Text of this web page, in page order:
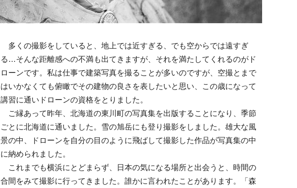
多くの撮影をしていると、地上では近すぎる、でも空からでは遠すぎ
る…そんな距離感への不満も出てきますが、それを満たしてくれるのがド
ローンです。私は仕事で建築写真を撮ることが多いのですが、空撮とまで
はいかなくても俯瞰でその建物の良さを表したいと思い、この歳になって
講習に通いドローンの資格をとりました。
ご縁あって昨年、北海道の東川町の写真集を出版することになり、季節
ごとに北海道に通いました。雪の旭岳にも登り撮影をしました。雄大な風
景の中、ドローンを自分の目のように飛ばして撮影した作品が写真集の中
に納められました。
これまでも横浜にとどまらず、日本の気になる場所と出会うと、時間の
合間をみて撮影に行ってきました。誰かに言われたことがあります。「森